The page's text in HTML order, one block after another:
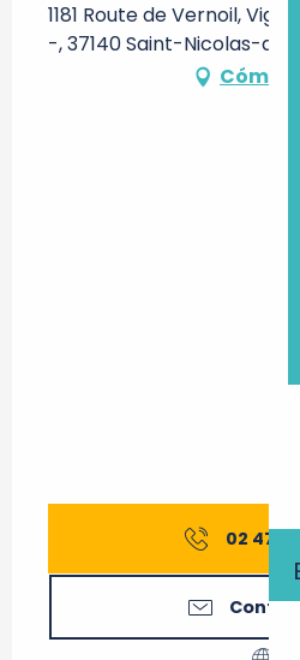
1181 Route de Vernoil,
-, 37140 Saint-Nicolas-de-
Cómo
02 47 97